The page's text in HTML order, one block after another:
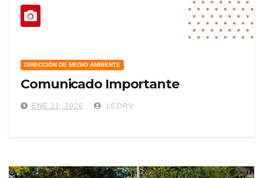
DIRECCIÓN DE MEDIO AMBIENTE
Comunicado Importante
ENE 21, 2026 LCDRV